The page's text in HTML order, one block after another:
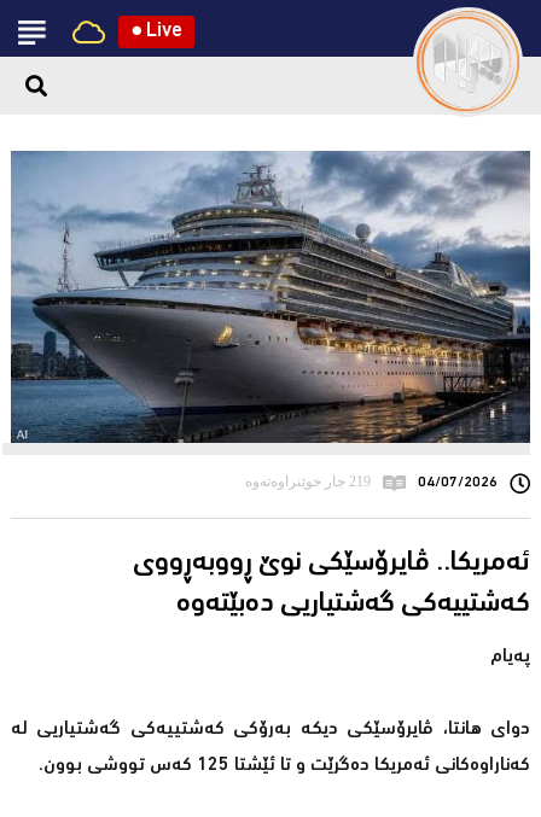
● Live
04/07/2026 219 جار خوێنراوەتەوە
ئەمریكا.. ڤایرۆسێكی نوێ ڕووبەڕووى
كەشتییەكی گەشتیاریی دەبێتەوە
پەیام
دوای هانتا، ڤایرۆسێكی دیكە بەرۆكی كەشتییەكی گەشتیاریی لە
كەناراوەكانی ئەمریكا دەگرێت و تا ئێشتا 125 كەس تووشی بوون.